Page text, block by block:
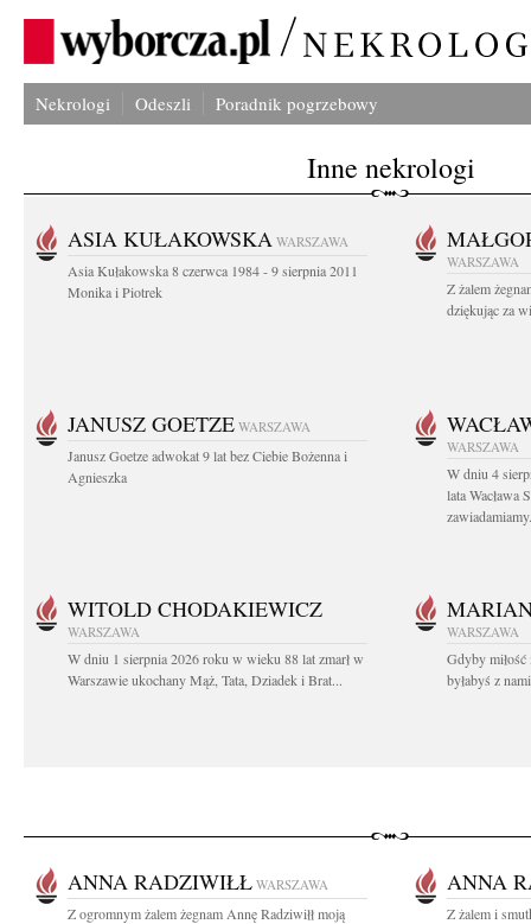
Nekrologi Odeszli Poradnik pogrzebowy
Inne nekrologi
ASIA KUŁAKOWSKA WARSZAWA
Asia Kułakowska 8 czerwca 1984 - 9 sierpnia 2011
Monika i Piotrek
WARSZAWA
Z żalem
dziękując za
JANUSZ GOETZE WARSZAWA
Janusz Goetze adwokat 9 lat bez Ciebie Bożenna i
Agnieszka
WARSZAWA
W dniu 4
lata Wacława
WITOLD CHODAKIEWICZ
WARSZAWA
W dniu 1 sierpnia 2026 roku w wieku 88 lat zmarł w
Warszawie ukochany Mąż, Tata, Dziadek i Brat...
WARSZAWA
Gdyby miłość
byłabyś z
ANNA RADZIWIŁŁ WARSZAWA
Z ogromnym żalem żegnam Annę Radziwiłł moją
ANNA
Z żalem i